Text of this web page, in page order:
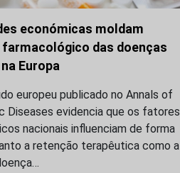
económicas moldam
das doenças
Europa
europeu publicado no Annals of
Diseases evidencia que os fatores
nacionais influenciam de forma
a retenção terapêutica como a